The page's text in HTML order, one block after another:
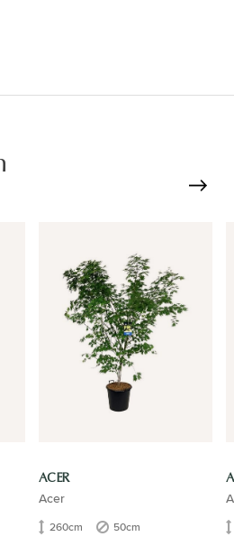
ACER
Acer
260cm 50cm